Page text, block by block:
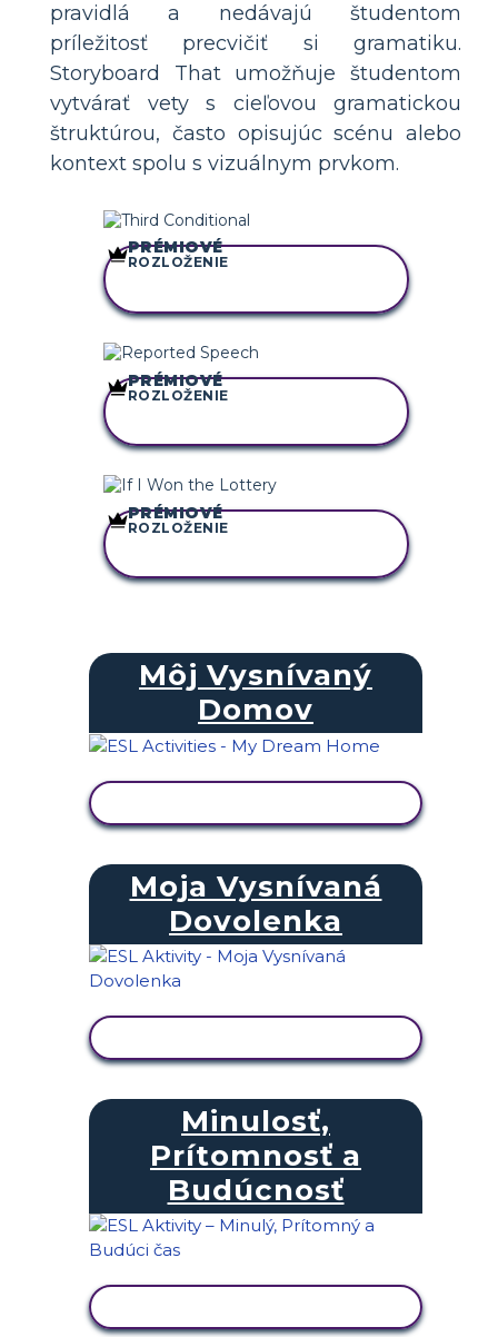
pravidlá a nedávajú študentom
príležitosť precvičiť si gramatiku.
Storyboard That umožňuje študentom
vytvárať vety s cieľovou gramatickou
štruktúrou, často opisujúc scénu alebo
kontext spolu s vizuálnym prvkom.
SKOPÍRUJTE TENTO
PRÉMIOVÉ
ROZLOŽENIE
SKOPÍRUJTE TENTO
PRÉMIOVÉ
ROZLOŽENIE
SKOPÍRUJTE TENTO
PRÉMIOVÉ
ROZLOŽENIE
Môj Vysnívaný
Domov
Moja Vysnívaná
Dovolenka
Minulosť,
Prítomnosť a
Budúcnosť